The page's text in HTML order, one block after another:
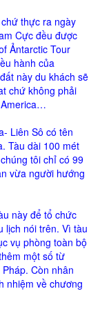
thực ra ngày
Cực đều được
Ảntarctic Tour
hành của
này du khách sẽ
chứ không phải
America…
Liên Sô có tên
Tàu dài 100 mét
tôi chỉ có 99
vừa người hướng
này để tổ chức
lịch nói trên. Vì tàu
vụ phòng toàn bộ
một số từ
Còn nhân
nhiệm về chương